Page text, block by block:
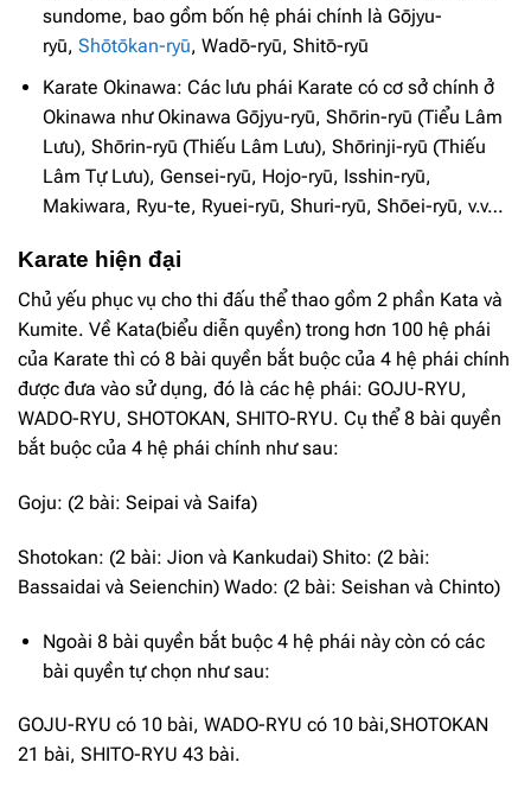
sundome, bao gồm bốn hệ phái chính là Gōjyu-
ryū, Shōtōkan-ryū, Wadō-ryū, Shitō-ryū
Karate Okinawa: Các lưu phái Karate có cơ sở chính ở
Okinawa như Okinawa Gōjyu-ryū, Shōrin-ryū (Tiểu Lâm
Lưu), Shōrin-ryū (Thiếu Lâm Lưu), Shōrinji-ryū (Thiếu
Lâm Tự Lưu), Gensei-ryū, Hojo-ryū, Isshin-ryū,
Makiwara, Ryu-te, Ryuei-ryū, Shuri-ryū, Shōei-ryū, v.v…
Karate hiện đại
Chủ yếu phục vụ cho thi đấu thể thao gồm 2 phần Kata và
Kumite. Về Kata(biểu diễn quyền) trong hơn 100 hệ phái
của Karate thì có 8 bài quyền bắt buộc của 4 hệ phái chính
được đưa vào sử dụng, đó là các hệ phái: GOJU-RYU,
WADO-RYU, SHOTOKAN, SHITO-RYU. Cụ thể 8 bài quyền
bắt buộc của 4 hệ phái chính như sau:
Goju: (2 bài: Seipai và Saifa)
Shotokan: (2 bài: Jion và Kankudai) Shito: (2 bài:
Bassaidai và Seienchin) Wado: (2 bài: Seishan và Chinto)
Ngoài 8 bài quyền bắt buộc 4 hệ phái này còn có các
bài quyền tự chọn như sau:
GOJU-RYU có 10 bài, WADO-RYU có 10 bài,SHOTOKAN
21 bài, SHITO-RYU 43 bài.